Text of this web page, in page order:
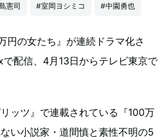
憲司 #室岡ヨシミコ #中園勇也
円の女たち』が連続ドラマ化さ
配信、4月13日からテレビ東京で
ッツ』で連載されている『100万
い小説家・道間慎と素性不明の5